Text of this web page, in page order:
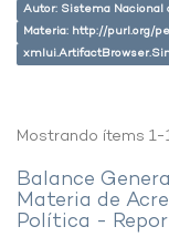
Autor: Sistema Nacional
Materia: http://purl.org/
Mostrando ítems 1-
Balance
Materia de
Política -